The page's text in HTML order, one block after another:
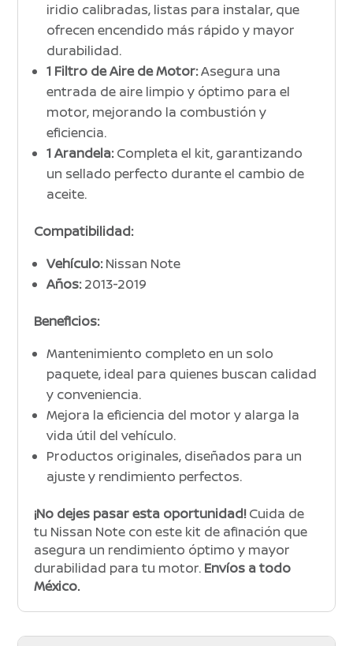
iridio calibradas, listas para instalar, que
ofrecen encendido más rápido y mayor
durabilidad.
1 Filtro de Aire de Motor:Asegura una
entrada de aire limpio y óptimo para el
motor, mejorando la combustión y
eficiencia.
1 Arandela:Completa el kit, garantizando
un sellado perfecto durante el cambio de
aceite.
Compatibilidad:
Vehículo:Nissan Note
Años:2013-2019
Beneficios:
Mantenimiento completo en un solo
paquete, ideal para quienes buscan calidad
y conveniencia.
Mejora la eficiencia del motor y alarga la
vida útil del vehículo.
Productos originales, diseñados para un
ajuste y rendimiento perfectos.
¡No dejes pasar esta oportunidad!Cuida de
tu Nissan Note con este kit de afinación que
asegura un rendimiento óptimo y mayor
durabilidad para tu motor. Envíos a todo
México.